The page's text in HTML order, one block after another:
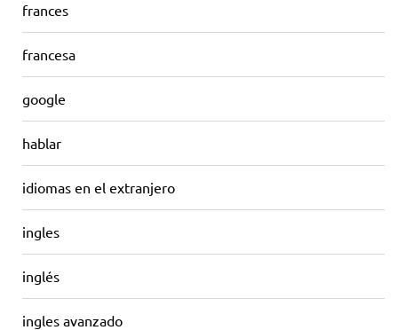
frances
francesa
google
hablar
idiomas en el extranjero
ingles
inglés
ingles avanzado